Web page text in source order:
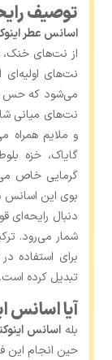
توصیف
اسانس عطر
از نت‌های خنک،
نت‌های اولیه‌ای
می‌شود که حس
نت‌های میانی
و ملایم همراه
گایاک، خزه
گرمایی خاص
بوی این اسانس
دنبال رایحه‌ای
شمار می‌رود.
برای استفاده
تبدیل کرده است.
آیا
بله اسانس
حین انجام این